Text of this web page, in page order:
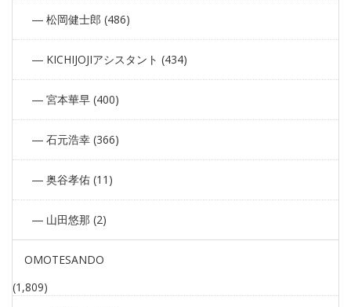
松岡健士郎 (486)
KICHIJOJIアシスタント (434)
宮本華早 (400)
石元浩幸 (366)
奥谷孝佑 (11)
山田悠那 (2)
OMOTESANDO
(1,809)